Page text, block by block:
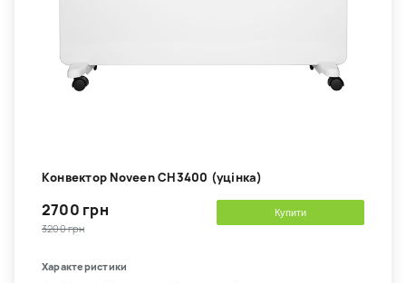
Kонвектор Noveen CH3400 (уцінка)
2700 грн
3200 грн
Купити
Характеристики